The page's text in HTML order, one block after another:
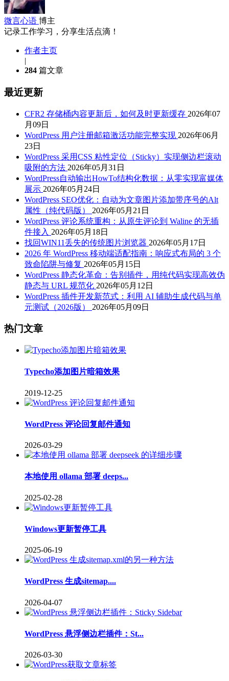
微言心语 博主
记录工作学习，分享生活点滴！
作者主页
|
284 篇文章
最近更新
CFR2 存储桶内容更新后，如何及时更新缓存 2026年07
月09日
WordPress 用户注册邮箱激活功能完整实现 2026年06月
23日
WordPress 采用CSS 粘性定位（Sticky）实现侧边栏滚动
吸附的方法 2026年05月31日
WordPress自动输出HowTo结构化数据：从零实现富媒体
展示 2026年05月24日
WordPress SEO优化：自动为文章图片添加带序号的Alt
属性（纯代码版） 2026年05月21日
WordPress 评论系统重构：从原生评论到 Waline 的无插
件接入 2026年05月18日
找回WIN11丢失的传统图片浏览器 2026年05月17日
2026 年 WordPress 移动端适配指南：响应式布局的 3 个
致命陷阱与修复 2026年05月15日
WordPress 静态化革命：告别插件，用纯代码实现高效伪
静态与 URL 规范化 2026年05月12日
WordPress 插件开发新范式：利用 AI 辅助生成代码与单
元测试（2026版） 2026年05月09日
热门文章
Typecho添加图片暗箱效果
2019-12-25
WordPress 评论回复邮件通知
2026-03-29
本地使用 ollama 部署 deeps...
2025-02-28
Windows更新暂停工具
2025-06-19
WordPress 生成sitemap....
2026-04-07
WordPress 悬浮侧边栏插件：St...
2026-03-30